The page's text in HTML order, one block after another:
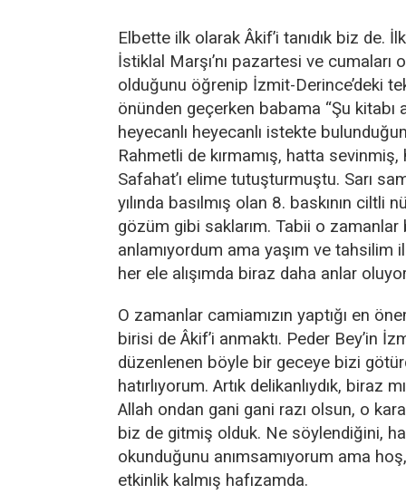
Elbette ilk olarak Âkif’i tanıdık biz de.
İstiklal Marşı’nı pazartesi ve cumaları
olduğunu öğrenip İzmit-Derince’deki
önünden geçerken babama “Şu kitabı
heyecanlı heyecanlı istekte
Rahmetli de kırmamış, hatta sevinmiş,
Safahat’ı elime tutuşturmuştu. Sarı
yılında basılmış olan 8. baskının ciltli
gözüm gibi saklarım. Tabii o zamanlar
anlamıyordum ama yaşım ve tahsilim
her ele alışımda biraz daha anlar
O zamanlar camiamızın yaptığı en
birisi de Âkif’i anmaktı. Peder Bey’in
düzenlenen böyle bir geceye bizi
hatırlıyorum. Artık delikanlıydık, biraz
Allah ondan gani gani razı olsun, o
biz de gitmiş olduk. Ne söylendiğini,
okunduğunu anımsamıyorum ama
etkinlik kalmış hafızamda.